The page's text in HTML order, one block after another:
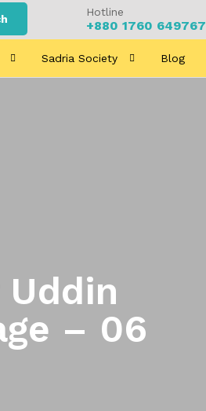
Hotline
+880 1760 649767
Sadria Society Blog
Uddin
– 06